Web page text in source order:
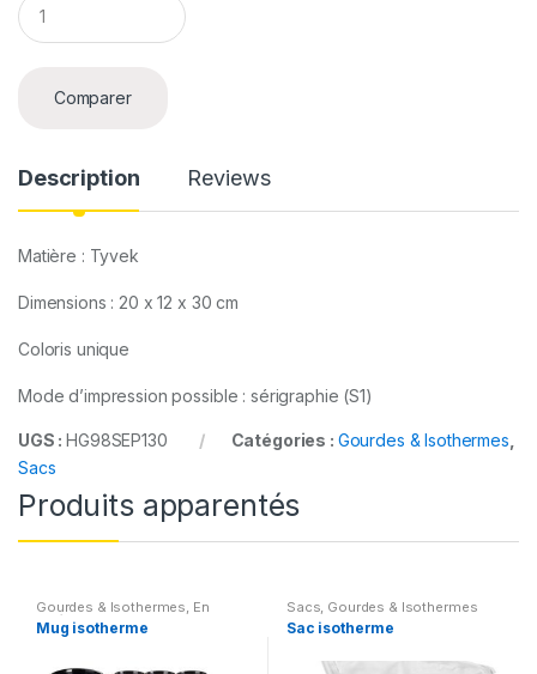
u
a
Comparer
Description Reviews
Matière : Tyvek
Dimensions : 20 x 12 x 30 cm
Coloris unique
Mode d’impression possible : sérigraphie (S1)
UGS :HG98SEP130 Catégories : Gourdes & Isothermes
Sacs
Produits apparentés
Gourdes & Isothermes En
extérieur ,Maison
Mug isotherme
Sacs Gourdes & Isothermes
Sac isotherme